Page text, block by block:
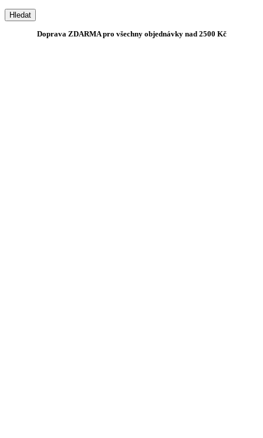
Hledat
Doprava ZDARMA pro všechny objednávky nad 2500 Kč